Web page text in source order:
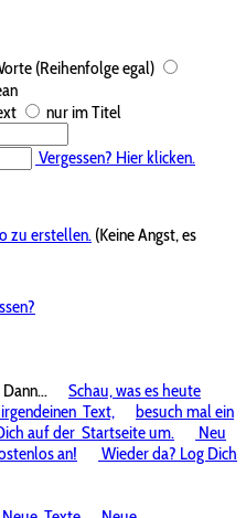
(Reihenfolge egal)
nur im Titel
Vergessen? Hier klicken.
zu erstellen. (Keine Angst, es
Dann...
Schau, was es heute
Text,
besuch mal ein
auf der Startseite um.
Neu
an!
Wieder da? Log Dich